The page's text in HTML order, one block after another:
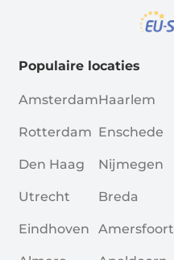
Populaire locaties
Amsterdam
Rotterdam
Den Haag
Utrecht
Eindhoven
Haarlem
Enschede
Nijmegen
Breda
Amersfoort